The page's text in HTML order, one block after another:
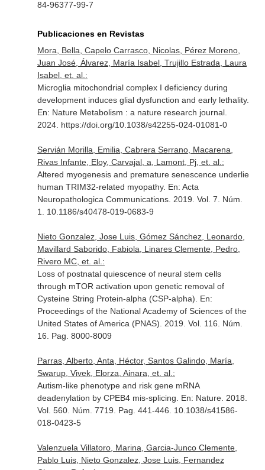
84-96377-99-7
Publicaciones en Revistas
Mora, Bella, Capelo Carrasco, Nicolas, Pérez Moreno,
Juan José, Álvarez, María Isabel, Trujillo Estrada, Laura
Isabel, et. al.:
Microglia mitochondrial complex I deficiency during
development induces glial dysfunction and early lethality.
En: Nature Metabolism : a nature research journal.
2024. https://doi.org/10.1038/s42255-024-01081-0
Servián Morilla, Emilia, Cabrera Serrano, Macarena,
Rivas Infante, Eloy, Carvajal, a, Lamont, Pj, et. al.:
Altered myogenesis and premature senescence underlie
human TRIM32-related myopathy. En: Acta
Neuropathologica Communications. 2019. Vol. 7. Núm.
1. 10.1186/s40478-019-0683-9
Nieto Gonzalez, Jose Luis, Gómez Sánchez, Leonardo,
Mavillard Saborido, Fabiola, Linares Clemente, Pedro,
Rivero MC, et. al.:
Loss of postnatal quiescence of neural stem cells
through mTOR activation upon genetic removal of
Cysteine String Protein-alpha (CSP-alpha). En:
Proceedings of the National Academy of Sciences of the
United States of America (PNAS) . 2019. Vol. 116. Núm.
16. Pag. 8000-8009
Parras, Alberto, Anta, Héctor, Santos Galindo, María,
Swarup, Vivek, Elorza, Ainara, et. al.:
Autism-like phenotype and risk gene mRNA
deadenylation by CPEB4 mis-splicing. En: Nature. 2018.
Vol. 560. Núm. 7719. Pag. 441-446. 10.1038/s41586-
018-0423-5
Valenzuela Villatoro, Marina, Garcia-Junco Clemente,
Pablo Luis, Nieto Gonzalez, Jose Luis, Fernandez